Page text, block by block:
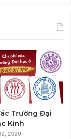
Trường Đại
Kinh
2020